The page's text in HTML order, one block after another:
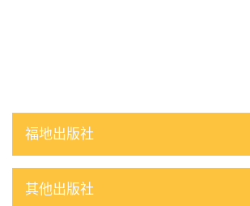
福地出版社
其他出版社